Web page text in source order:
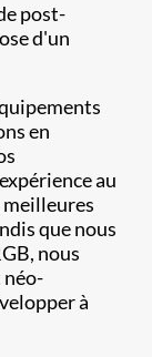
post-
d'un
en
au
que nous
nous
néo-
à